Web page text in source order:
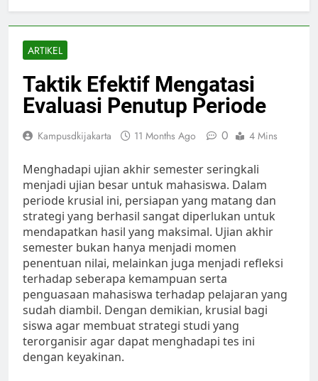
ARTIKEL
Taktik Efektif Mengatasi
Evaluasi Penutup Periode
Kampusdkijakarta 11 Months Ago 0 4 Mins
Menghadapi ujian akhir semester seringkali
menjadi ujian besar untuk mahasiswa. Dalam
periode krusial ini, persiapan yang matang dan
strategi yang berhasil sangat diperlukan untuk
mendapatkan hasil yang maksimal. Ujian akhir
semester bukan hanya menjadi momen
penentuan nilai, melainkan juga menjadi refleksi
terhadap seberapa kemampuan serta
penguasaan mahasiswa terhadap pelajaran yang
sudah diambil. Dengan demikian, krusial bagi
siswa agar membuat strategi studi yang
terorganisir agar dapat menghadapi tes ini
dengan keyakinan.